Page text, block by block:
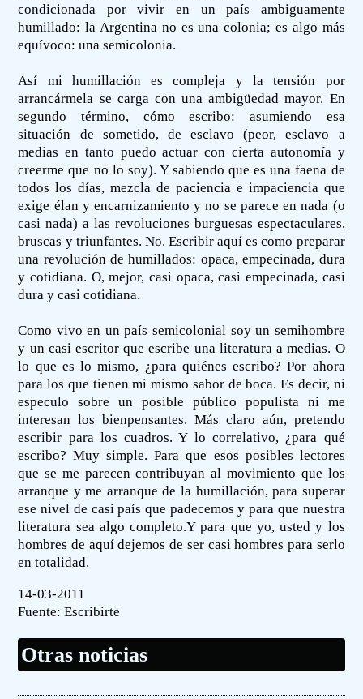
condicionada por vivir en un país ambiguamente
humillado: la Argentina no es una colonia; es algo más
equívoco: una semicolonia.
Así mi humillación es compleja y la tensión por
arrancármela se carga con una ambigüedad mayor. En
segundo término, cómo escribo: asumiendo esa
situación de sometido, de esclavo (peor, esclavo a
medias en tanto puedo actuar con cierta autonomía y
creerme que no lo soy). Y sabiendo que es una faena de
todos los días, mezcla de paciencia e impaciencia que
exige élan y encarnizamiento y no se parece en nada (o
casi nada) a las revoluciones burguesas espectaculares,
bruscas y triunfantes. No. Escribir aquí es como preparar
una revolución de humillados: opaca, empecinada, dura
y cotidiana. O, mejor, casi opaca, casi empecinada, casi
dura y casi cotidiana.
Como vivo en un país semicolonial soy un semihombre
y un casi escritor que escribe una literatura a medias. O
lo que es lo mismo, ¿para quiénes escribo? Por ahora
para los que tienen mi mismo sabor de boca. Es decir, ni
especulo sobre un posible público populista ni me
interesan los bienpensantes. Más claro aún, pretendo
escribir para los cuadros. Y lo correlativo, ¿para qué
escribo? Muy simple. Para que esos posibles lectores
que se me parecen contribuyan al movimiento que los
arranque y me arranque de la humillación, para superar
ese nivel de casi país que padecemos y para que nuestra
literatura sea algo completo.Y para que yo, usted y los
hombres de aquí dejemos de ser casi hombres para serlo
en totalidad.
14-03-2011
Fuente:Escribirte
Otras noticias